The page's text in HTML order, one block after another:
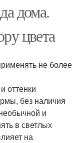
дома.
цвета
не более
оттенки
без наличия
и
в светлых
на